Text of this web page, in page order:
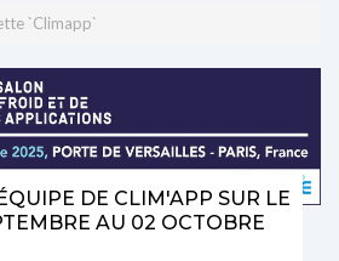
`Climapp`
DE CLIM'APP SUR LE
AU 02 OCTOBRE